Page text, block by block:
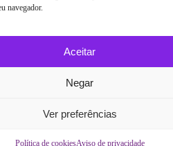
navegador.
Aceitar
Negar
Ver preferências
Política de cookiesAviso de privacidade